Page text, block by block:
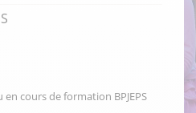
en cours de formation BPJEPS